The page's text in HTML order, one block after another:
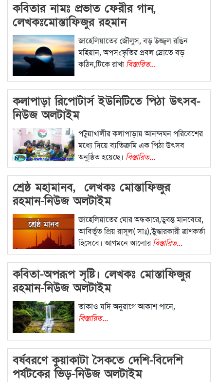
কবিতার নামঃ প্রভাত ফেরীর গান,
লেখকঃমোস্তাফিজুর রহমান
জাহেলিয়াতের জৌলুস, বড় উজ্জ্বল রঙিন
মহিয়ান, অপসংস্কৃতির প্রবল স্রোতে বড়
কঠিন,টিকে রাখা বিস্তারিত...
কলাপাড়া রিপোর্টার্স ইউনিটিতে পিঠা উৎসব-
নিউজ অলটাইম
পটুয়াখালীর কলাপাড়ায় আনন্দঘন পরিবেশের
মধ্যে দিয়ে ব্যতিক্রমি এক পিঠা উৎসব
অনুষ্ঠিত হয়েছে। বিস্তারিত...
শ্রেষ্ঠ মহামানব, লেখকঃ মোস্তাফিজুর
রহমান-নিউজ অলটাইম
জাহেলিয়াতের ঘোর অন্ধকারে,ডুবন্ত মানবেরে,
আবির্ভূত প্রিয় রাসূল( সাঃ),উুদ্ধারকারী ত্রাণকর্তা
হিসেবে। আগমনে আলোর বিস্তারিত...
কবিতা-অপরূপ সৃষ্টি। লেখকঃ মোস্তাফিজুর
রহমান-নিউজ অলটাইম
তাকাও যদি অনুরাগে আকাশ পানে,
বিস্তারিত...
বর্ষবরণে কুয়াকাটা সৈকতে দেশি-বিদেশি
পর্যটকের ভিড়-নিউজ অলটাইম